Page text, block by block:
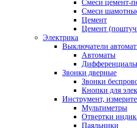
Смеси цемент-
Смеси
Цемент
Цемент
Электрика
Выключатели
Автоматы
Звонки дверные
Звонки
Кнопки для
Инструмент,
Мультиметры
Отвертки
Паяльники